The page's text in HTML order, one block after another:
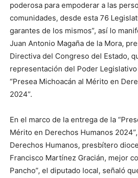
poderosa para empoderar a las
comunidades, desde esta 76
garantes de los mismos”, así lo
Juan Antonio Magaña de la Mora,
Directiva del Congreso del Estado,
representación del Poder
“Presea Michoacán al Mérito en
2024”.
En el marco de la entrega de la
Mérito en Derechos Humanos
Derechos Humanos, presbítero
Francisco Martínez Gracián, mejor
Pancho”, el diputado local, señaló